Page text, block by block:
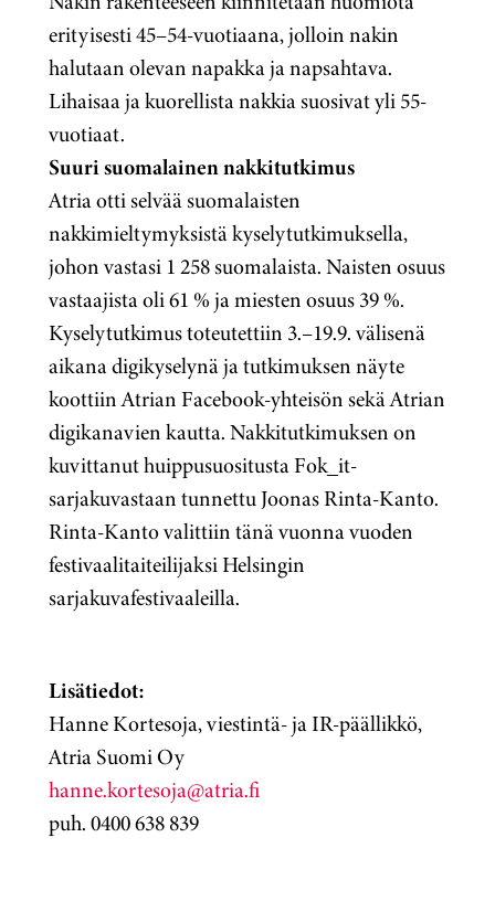
erityisesti 45–54-vuotiaana, jolloin nakin
halutaan olevan napakka ja napsahtava.
Lihaisaa ja kuorellista nakkia suosivat yli 55-
vuotiaat.
Suuri suomalainen nakkitutkimus
Atria otti selvää suomalaisten
nakkimieltymyksistä kyselytutkimuksella,
johon vastasi 1 258 suomalaista. Naisten osuus
vastaajista oli 61 % ja miesten osuus 39 %.
Kyselytutkimus toteutettiin 3.–19.9. välisenä
aikana digikyselynä ja tutkimuksen näyte
koottiin Atrian Facebook-yhteisön sekä Atrian
digikanavien kautta. Nakkitutkimuksen on
kuvittanut huippusuositusta Fok_it-
sarjakuvastaan tunnettu Joonas Rinta-Kanto.
Rinta-Kanto valittiin tänä vuonna vuoden
festivaalitaiteilijaksi Helsingin
sarjakuvafestivaaleilla.
Lisätiedot:
Hanne Kortesoja, viestintä- ja IR-päällikkö,
Atria Suomi Oy
hanne.kortesoja@atria.fi
puh. 0400 638 839